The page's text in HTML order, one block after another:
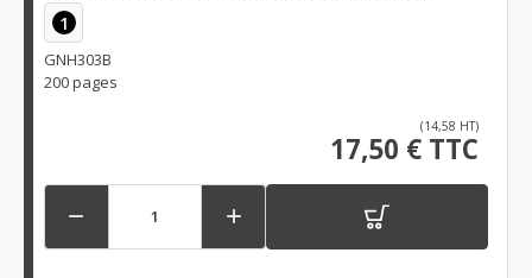
1
GNH303B
200 pages
(14,58 HT)
17,50 € TTC
 